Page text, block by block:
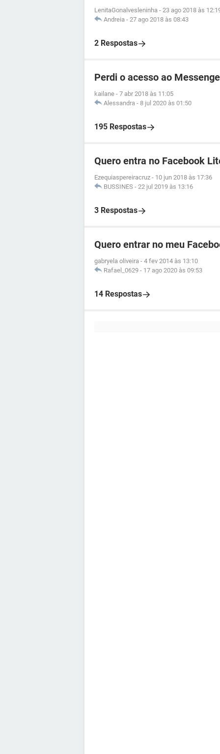
LenitaGonalvesleninha - 23 ago 2018 às
Andreia - 27 ago 2018 às 08:43
2 Respostas
Perdi o acesso ao
kailane - 7 abr 2018 às 11:05
Alessandra - 8 jul 2020 às 01:50
195 Respostas
Quero entra no Facebook
Ezequiaspereiracruz - 10 jun 2018 às 17:36
BUSSINES - 22 jul 2019 às 13:16
3 Respostas
Quero entrar no meu
gabryela oliveira - 4 fev 2014 às 13:10
Rafael_0629 - 17 ago 2020 às 09:53
14 Respostas